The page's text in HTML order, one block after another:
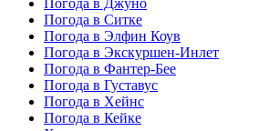
Погода в Джуно
Погода в Ситке
Погода в Элфин Коув
Погода в Экскуршен-Инлет
Погода в Фантер-Бее
Погода в Густавус
Погода в Хейнс
Погода в Кейке